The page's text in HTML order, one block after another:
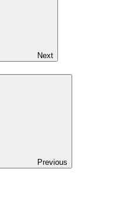
Next
Previous